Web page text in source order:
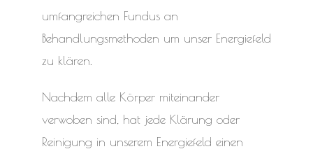
umfangreichen Fundus an
Behandlungsmethoden um unser Energiefeld
zu klären.
Nachdem alle Körper miteinander
verwoben sind, hat jede Klärung oder
Reinigung in unserem Energiefeld einen